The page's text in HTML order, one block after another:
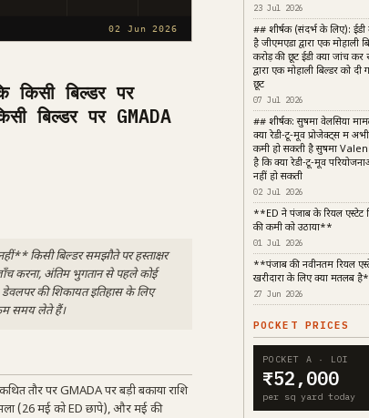
02 Jun 2026
बिल्डर पर
बिल्डर पर GMADA
किसी बिल्डर समझौते पर हस्ताक्षर
करना, अंतिम भुगतान से पहले कोई
डेवलपर की शिकायत इतिहास के लिए
समय लेते हैं।
तौर पर GMADA पर बड़ी बकाया राशि
(26 मई को ED छापे), और मई की
23 Jul 2026
## शीर्षक (संदर्भ के लिए): ईडी
है जीएमएडा द्वारा एक मोहाली
करोड़ की छूट ईडी क्यों जांच कर
द्वारा एक मोहाली बिल्डर को दी
छूट
07 Jul 2026
## शीर्षक: सुषमा वेलेंसिया
क्यों रेडी-टू-मूव प्रोजेक्ट्स में
कमी हो सकती है सुषमा
है कि क्यों रेडी-टू-मूव
नहीं हो सकती
02 Jul 2026
**ED ने पंजाब के रियल एस्टेट
की कमी को उठाया**
01 Jul 2026
**पंजाब की नवीनतम रियल
खरीदारों के लिए क्या मतलब
27 Jun 2026
POCKET PRICES
POCKET A · LOI
₹52,000
per sq yard today